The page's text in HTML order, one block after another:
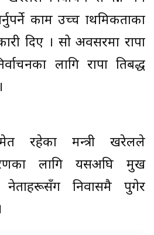
काम उच्च प्राथमिकताका
दिए । सो अवसरमा राप्रपा
लागि राप्रपा प्रतिबद्ध
रहेका मन्त्री खरेलले
लागि यसअघि प्रमुख
नेताहरूसँग निवासमै पुगेर